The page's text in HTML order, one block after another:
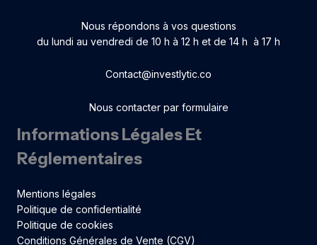
Nous répondons à vos questions
du lundi au vendredi de 10 h à 12 h et de 14 h à 17 h
Contact@investlytic.co
Nous contacter par formulaire
Informations Légales Et
Réglementaires
Mentions légales
Politique de confidentialité
Politique de cookies
Conditions Générales de Vente (CGV)